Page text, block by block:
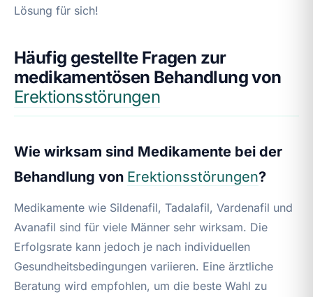
Lösung für sich!
Häufig gestellte Fragen zur
medikamentösen Behandlung von
Erektionsstörungen
Wie wirksam sind Medikamente bei der
Behandlung von Erektionsstörungen?
Medikamente wie Sildenafil, Tadalafil, Vardenafil und
Avanafil sind für viele Männer sehr wirksam. Die
Erfolgsrate kann jedoch je nach individuellen
Gesundheitsbedingungen variieren. Eine ärztliche
Beratung wird empfohlen, um die beste Wahl zu